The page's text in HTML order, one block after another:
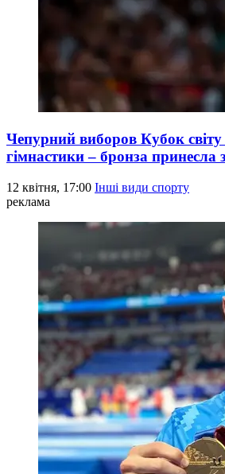
Чепурний виборов Кубок світу
гімнастики – бронза
12 квітня, 17:00 Інші види спорту
реклама